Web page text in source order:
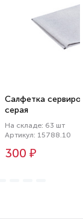
Салфетка
серая
На складе: 63 шт
Артикул: 15788.10
300 ₽